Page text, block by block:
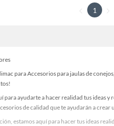
1
para Accesorios para jaulas de
para ayudarte a hacer realidad tus ideas
de calidad que te ayudarán a crear
estamos aquí para hacer tus ideas